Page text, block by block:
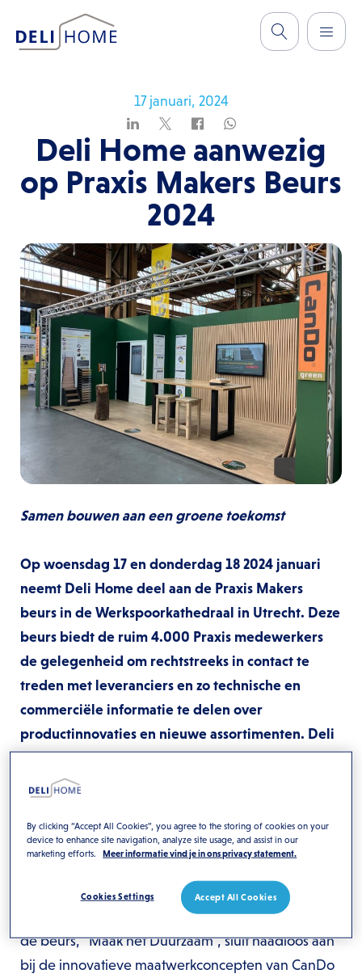
17 januari, 2024
Deli Home aanwezig
op Praxis Makers Beurs
2024
Samen bouwen aan een groene toekomst
Op woensdag 17 en donderdag 18 2024 januari
neemt Deli Home deel aan de Praxis Makers
beurs in de Werkspoorkathedraal in Utrecht. Deze
beurs biedt de ruim 4.000 Praxis medewerkers
de gelegenheid om rechtstreeks in contact te
treden met leveranciers en zo technische en
commerciële informatie te delen over
productinnovaties en nieuwe assortimenten. Deli
CanDo, inclusief het duurzame sublabel CanDo
Maak het Duurzaam"
voor een thema dat zowel voor Praxis als Deli Home
centraal staat in hun bedrijfsvoering. Het thema van
de beurs, "Maak het Duurzaam", sluit naadloos aan
bij de innovatieve maatwerkconcepten van CanDo
By clicking “Accept All Cookies”, you agree to the storing of cookies on your
device to enhance site navigation, analyze site usage, and assist in our
marketing efforts.
Meer informatie vind je in ons privacy statement.
Accept All Cookies
Cookies Settings